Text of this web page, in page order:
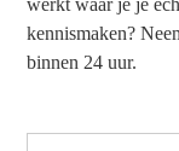
werkt waar je je
kennismaken?
binnen 24 uur.